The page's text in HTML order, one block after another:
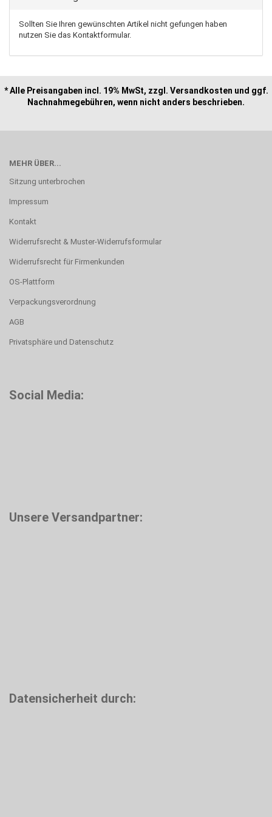
Sollten Sie Ihren gewünschten Artikel nicht gefungen haben
nutzen Sie das Kontaktformular.
* Alle Preisangaben incl. 19% MwSt, zzgl. Versandkosten und ggf.
Nachnahmegebühren, wenn nicht anders beschrieben.
MEHR ÜBER...
Sitzung unterbrochen
Impressum
Kontakt
Widerrufsrecht & Muster-Widerrufsformular
Widerrufsrecht für Firmenkunden
OS-Plattform
Verpackungsverordnung
AGB
Privatsphäre und Datenschutz
Social Media:
Unsere Versandpartner:
Datensicherheit durch: